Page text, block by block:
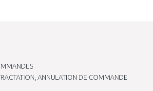
ANNULATION DE COMMANDE